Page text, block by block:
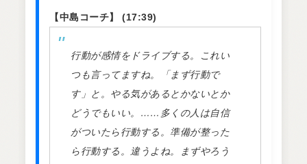
【中島コーチ】 (17:39)
行動が感情をドライブする。これい
つも言ってますね。「まず行動で
す」と。やる気があるとかないとか
どうでもいい。……多くの人は自信
がついたら行動する。準備が整った
ら行動する。違うよね。まずやろう